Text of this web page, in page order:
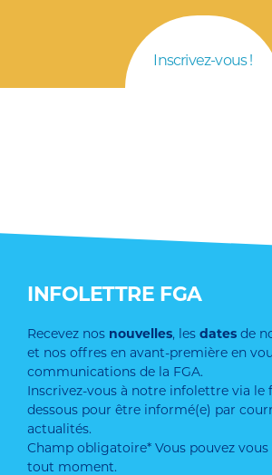
Inscrivez-vous !
INFOLETTRE FGA
Recevez nos nouvelles, les dates de
et nos offres en avant-première en
communications de la FGA.
Inscrivez-vous à notre infolettre via le
dessous pour être informé(e) par
actualités.
Champ obligatoire* Vous pouvez vous
tout moment.